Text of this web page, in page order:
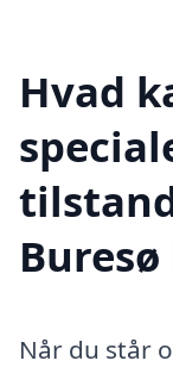
Hvad
Når du står